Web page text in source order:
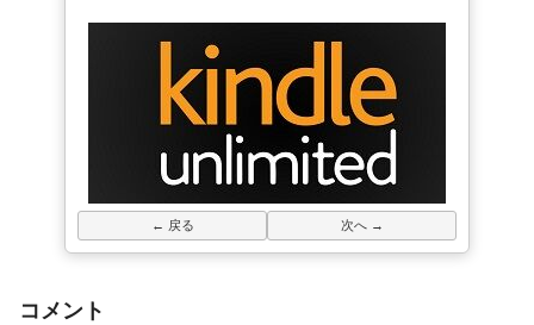
← 戻る 次へ →
コメント